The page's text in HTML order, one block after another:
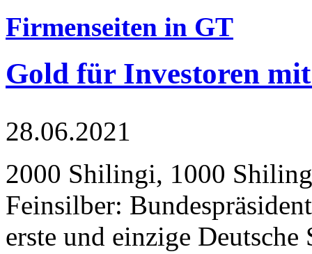
Firmenseiten in GT
Gold für Investoren
28.06.2021
2000 Shilingi, 1000
Feinsilber:
erste und einzige Deutsche